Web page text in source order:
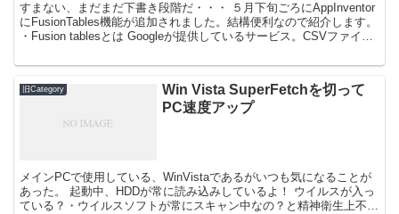
すまない、まだまだ下書き段階だ・・・ ５月下旬ごろにAppInventor
にFusionTables機能が追加されました。結構便利なので紹介します。
・Fusion tablesとは Googleが提供しているサービス。CSVファイル
旧Category
Win Vista SuperFetchを切って
PC速度アップ
メインPCで使用している、WinVistaであるがいつも気になることが
あった。 起動中、HDDが常に読み込みしているよ！ ウイルスが入っ
ている？・ウイルスソフトが常にスキャン中なの？と精神衛生上不安